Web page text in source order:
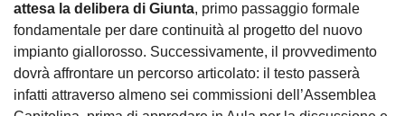
attesa la delibera di Giunta, primo passaggio formale
fondamentale per dare continuità al progetto del nuovo
impianto giallorosso. Successivamente, il provvedimento
dovrà affrontare un percorso articolato: il testo passerà
infatti attraverso almeno sei commissioni dell’Assemblea